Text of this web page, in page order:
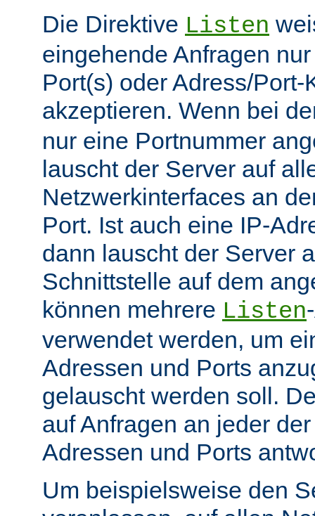
Die Direktive Listen
eingehende Anfragen
Port(s) oder Adress/
akzeptieren. Wenn bei
nur eine Portnummer
lauscht der Server auf
Netzwerkinterfaces an
Port. Ist auch eine IP-
dann lauscht der Server
Schnittstelle auf dem
können mehrere Listen
verwendet werden, um
Adressen und Ports
gelauscht werden soll.
auf Anfragen an jeder
Adressen und Ports
Um beispielsweise den